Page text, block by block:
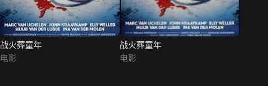
战火葬童年
电影
战火葬童年
电影